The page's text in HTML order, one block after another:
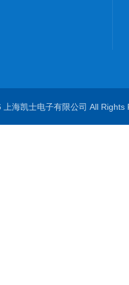
上海凯士电子有限公司 All